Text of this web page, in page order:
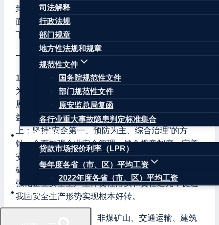
司法解释
行政法规
部门规章
地方性法规和规章
规范性文件
国务院规范性文件
部门规范性文件
原安监总局复函
各行业重大事故隐患判定标准集合
权威数据
贷款市场报价利率（LPR）
每年度各省（市、区）平均工资
2022年度各省（市、区）平均工资
联系我们
到位等突出问题。为进一步加强安全生产工作，全
面提高企业安全生产水平，现就有关事项通知如
下：
一、总体要求
1.工作要求。深入贯彻落实科学发展观，坚持以人
为本，牢固树立安全发展的理念，切实转变经济发
展方式，调整产业结构，提高经济发展的质量和效
益，把经济发展建立在安全生产有可靠保障的基础
上；坚持“安全第一、预防为主、综合治理”的方
针，全面加强企业安全管理，健全规章制度，完善
安全标准，提高企业技术水平，夯实安全生产基
础；坚持依法依规生产经营，切实加强安全监管，
强化企业安全生产主体责任落实和责任追究，促进
我国安全生产形势实现根本好转。
2.主要任务。以煤矿、非煤矿山、交通运输、建筑